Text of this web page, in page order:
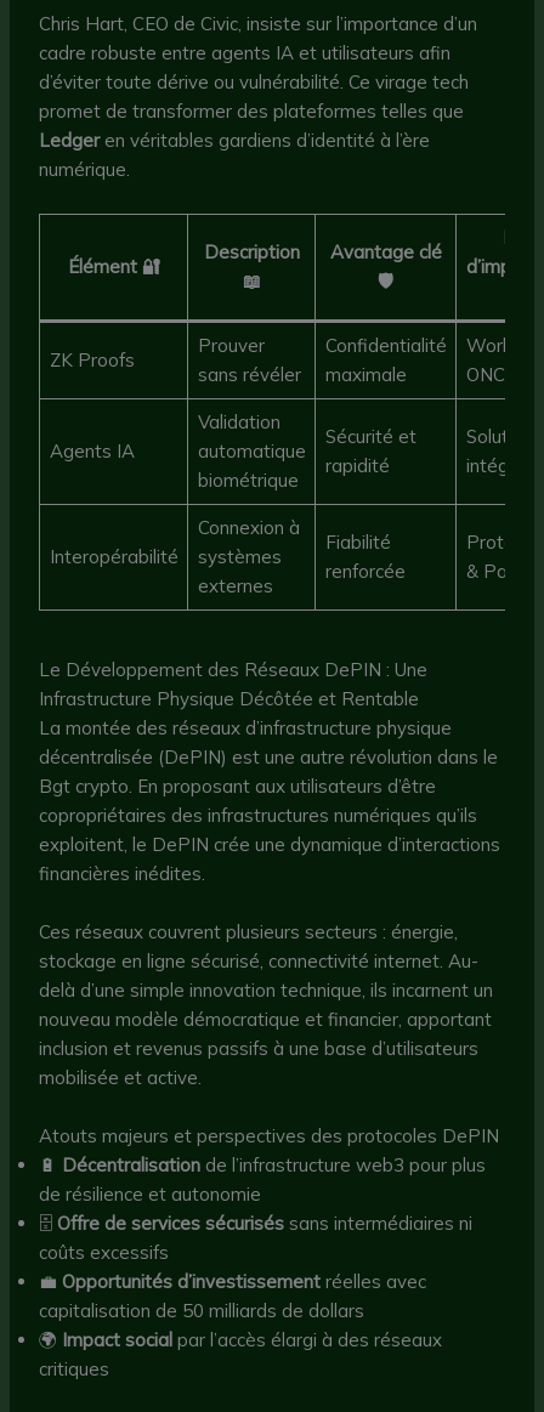
Chris Hart, CEO de Civic, insiste sur l’importance d’un
cadre robuste entre agents IA et utilisateurs afin
d’éviter toute dérive ou vulnérabilité. Ce virage tech
promet de transformer des plateformes telles que
Ledgeren véritables gardiens d’identité à l’ère
numérique.
Élément 🔐
Description
📖
Avantage clé
🛡️
ZK Proofs
Prouver
sans révéler
Confidentialité
maximale
Agents IA
Validation
automatique
biométrique
Sécurité et
rapidité
Interopérabilité
Connexion à
systèmes
externes
Fiabilité
renforcée
&
Le Développement des Réseaux DePIN : Une
Infrastructure Physique Décôtée et Rentable
La montée des réseaux d’infrastructure physique
décentralisée (DePIN) est une autre révolution dans le
Bgt crypto. En proposant aux utilisateurs d’être
copropriétaires des infrastructures numériques qu’ils
exploitent, le DePIN crée une dynamique d’interactions
financières inédites.
Ces réseaux couvrent plusieurs secteurs : énergie,
stockage en ligne sécurisé, connectivité internet. Au-
delà d’une simple innovation technique, ils incarnent un
nouveau modèle démocratique et financier, apportant
inclusion et revenus passifs à une base d’utilisateurs
mobilisée et active.
Atouts majeurs et perspectives des protocoles DePIN
🔋 Décentralisation de l’infrastructure web3 pour plus
de résilience et autonomie
🗄️ Offre de services sécurisés sans intermédiaires ni
coûts excessifs
💼 Opportunités d’investissement réelles avec
capitalisation de 50 milliards de dollars
🌍 Impact social par l’accès élargi à des réseaux
critiques